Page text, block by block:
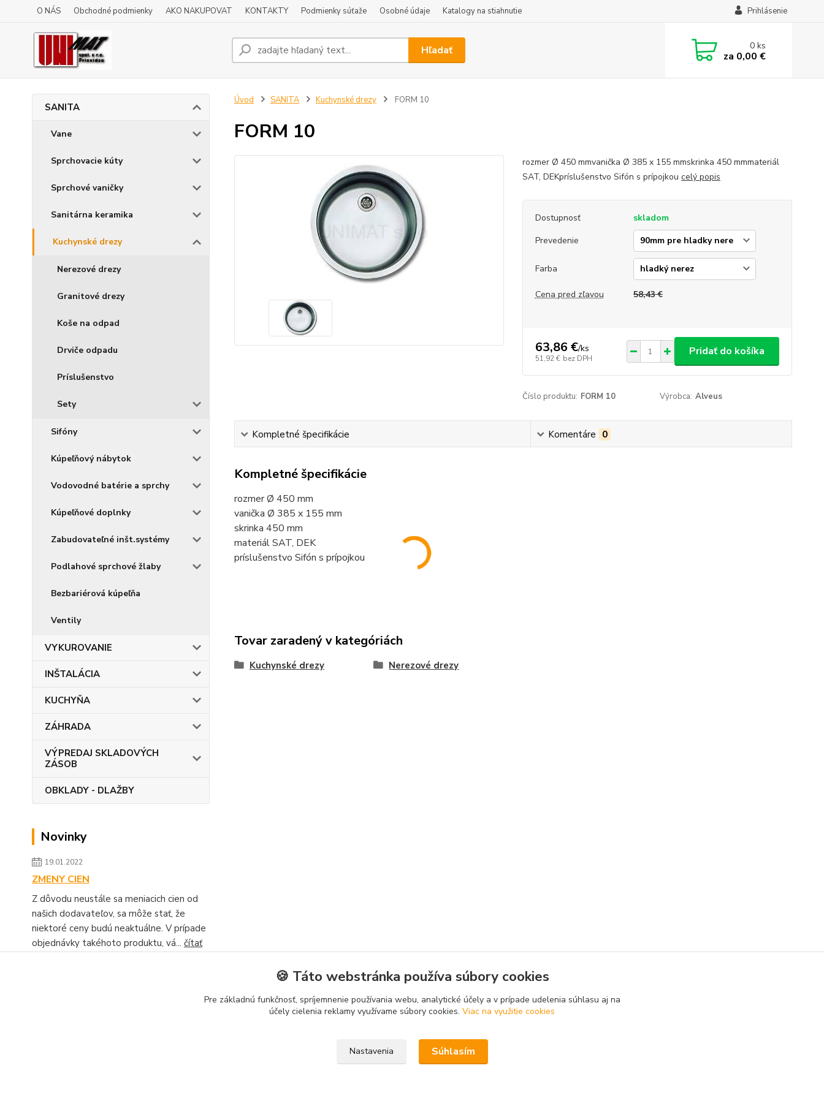
O NÁS Obchodné podmienky AKO NAKUPOVAT KONTAKTY Podmienky súťaže Osobné údaje Katalogy na stiahnutie Prihlásenie
Hľadať 0ks
za 0,00 €
SANITA
Vane
Sprchovacie kúty
Sprchové vaničky
Sanitárna keramika
Kuchynské drezy
Nerezové drezy
Granitové drezy
Koše na odpad
Drviče odpadu
Príslušenstvo
Sety
Sifóny
Kúpeľňový nábytok
Vodovodné batérie a sprchy
Kúpeľňové doplnky
Zabudovateľné inšt.systémy
Podlahové sprchové žlaby
Bezbariérová kúpeľňa
Ventily
VYKUROVANIE
INŠTALÁCIA
KUCHYŇA
ZÁHRADA
VÝPREDAJ SKLADOVÝCH
ZÁSOB
OBKLADY - DLAŽBY
Novinky
19.01.2022
ZMENY CIEN
Z dôvodu neustále sa meniacich cien od
našich dodavateľov, sa môže stať, že
niektoré ceny budú neaktuálne. V prípade
objednávky takéhoto produktu, vá... čítať
Úvod SANITA Kuchynské drezy FORM 10
FORM 10
rozmer Ø 450 mmvanička Ø 385 x 155 mmskrinka 450 mmmateriál
SAT, DEKpríslušenstvo Sifón s prípojkou celý popis
Dostupnosť
skladom
Prevedenie
Farba
Cena pred zľavou 58,43 €
63,86 €/ks
51,92 € bez DPH
Pridať do košíka
Číslo produktu: FORM 10 Výrobca: Alveus
Kompletné špecifikácie Komentáre 0
Kompletné špecifikácie
rozmer Ø 450 mm
vanička Ø 385 x 155 mm
skrinka 450 mm
materiál SAT, DEK
príslušenstvo Sifón s prípojkou
Tovar zaradený v kategóriách
Kuchynské drezy Nerezové drezy
🍪 Táto webstránka používa súbory cookies
Pre základnú funkčnosť, spríjemnenie používania webu, analytické účely a v prípade udelenia súhlasu aj na
účely cielenia reklamy využívame súbory cookies. Viac na využitie cookies
Nastavenia Súhlasím